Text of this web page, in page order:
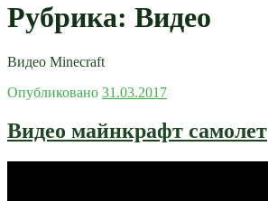
Рубрика: Видео
Видео Minecraft
Опубликовано 31.03.2017
Видео майнкрафт самолет